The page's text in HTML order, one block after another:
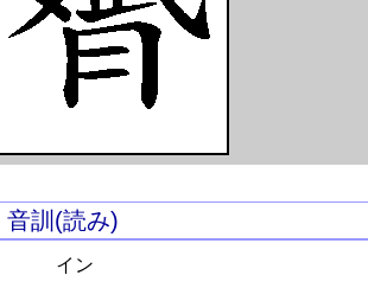
音訓(読み)
イン